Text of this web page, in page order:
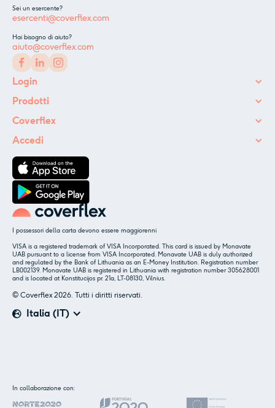
Sei un esercente?
esercenti@coverflex.com
Hai bisogno di aiuto?
aiuto@coverflex.com
Login
Prodotti
Coverflex
Accedi
I possessori della carta devono essere maggiorenni
VISA is a registered trademark of VISA Incorporated. This card is issued by Monavate
UAB pursuant to a license from VISA Incorporated. Monavate UAB is duly authorized
and regulated by the Bank of Lithuania as an E-Money Institution. Registration number
LB002139. Monavate UAB is registered in Lithuania with registration number 305628001
and is located at Konstitucijos pr. 21a, LT-08130, Vilnius.
Italia (IT)
© Coverflex 2026. Tutti i diritti riservati.
In collaborazione con:
Insieme ai nostri partner utilizziamo cookie o
tecnologie simili, come specificato nellacookie